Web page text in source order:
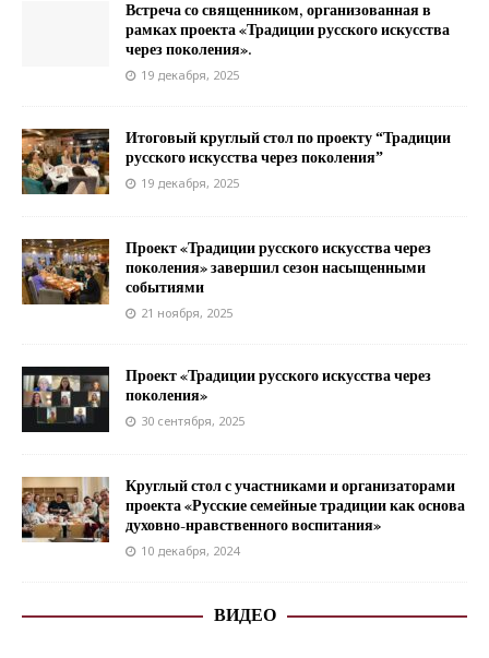
Встреча со священником, организованная в
рамках проекта «Традиции русского искусства
через поколения».
19 декабря, 2025
Итоговый круглый стол по проекту “Традиции
русского искусства через поколения”
19 декабря, 2025
Проект «Традиции русского искусства через
поколения» завершил сезон насыщенными
событиями
21 ноября, 2025
Проект «Традиции русского искусства через
поколения»
30 сентября, 2025
Круглый стол с участниками и организаторами
проекта «Русские семейные традиции как основа
духовно-нравственного воспитания»
10 декабря, 2024
ВИДЕО